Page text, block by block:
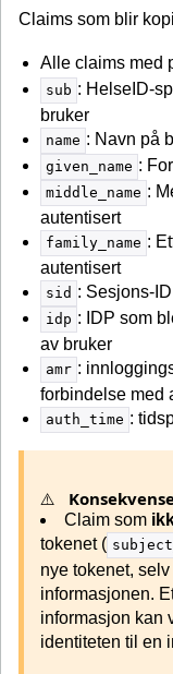
Claims som blir
Alle claims med
sub : HelseID-
bruker
name : Navn på
given_name :
middle_name :
autentisert
family_name :
autentisert
sid : Sesjons-
idp : IDP som
av bruker
amr :
forbindelse med
auth_time :
⚠️
Claim som
tokenet (
nye tokenet,
informasjonen.
informasjon kan
identiteten til en